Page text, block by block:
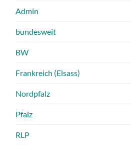
Admin
bundesweit
BW
Frankreich (Elsass)
Nordpfalz
Pfalz
RLP